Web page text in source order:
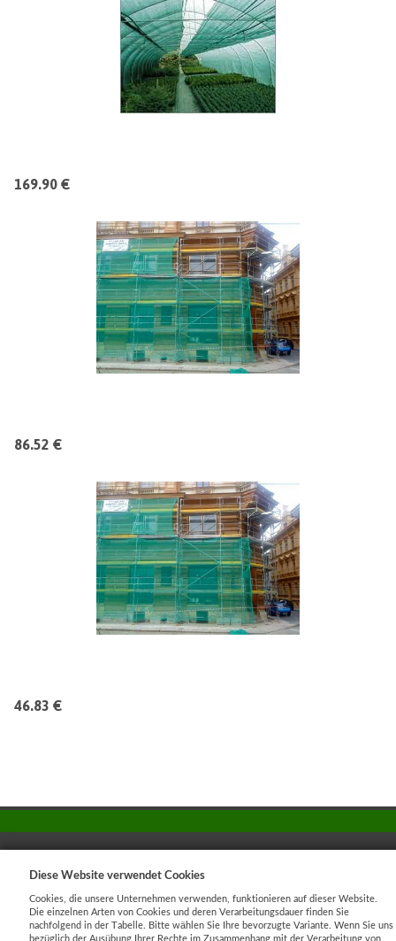
169.90 €
86.52 €
46.83 €
Cookies |Sunlight systems-tvorba e-shopů
Diese Website verwendet Cookies
Cookies, die unsere Unternehmen verwenden, funktionieren auf dieser Website.
Die einzelnen Arten von Cookies und deren Verarbeitungsdauer finden Sie
nachfolgend in der Tabelle. Bitte wählen Sie Ihre bevorzugte Variante. Wenn Sie uns
bezüglich der Ausübung Ihrer Rechte im Zusammenhang mit der Verarbeitung von